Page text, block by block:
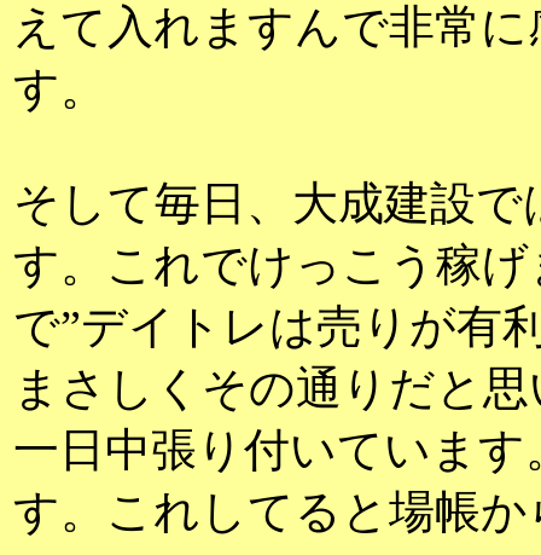
えて入れますんで非常
す。
そして毎日、大成建設
す。これでけっこう稼
で”デイトレは売りが有
まさしくその通りだと
一日中張り付いていま
す。これしてると場帳